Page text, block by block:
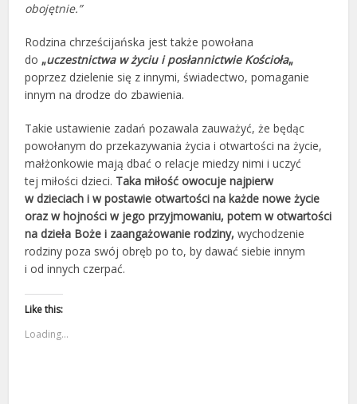
obojętnie.”
Rodzina chrześcijańska jest także powołana
do„uczestnictwa w życiu i posłannictwie Kościoła„
poprzez dzielenie się z innymi, świadectwo, pomaganie
innym na drodze do zbawienia.
Takie ustawienie zadań pozawala zauważyć, że będąc
powołanym do przekazywania życia i otwartości na życie,
małżonkowie mają dbać o relacje miedzy nimi i uczyć
tej miłości dzieci. Taka miłość owocuje najpierw
w dzieciach i w postawie otwartości na każde nowe życie
oraz w hojności w jego przyjmowaniu, potem w otwartości
na dzieła Boże i zaangażowanie rodziny, wychodzenie
rodziny poza swój obręb po to, by dawać siebie innym
i od innych czerpać.
Like this:
Loading...